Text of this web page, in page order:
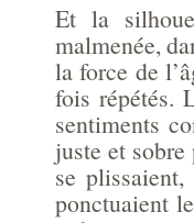
Et la
malmenée,
la force de
fois répétés.
sentiments
juste et sobre
se
ponctuaient